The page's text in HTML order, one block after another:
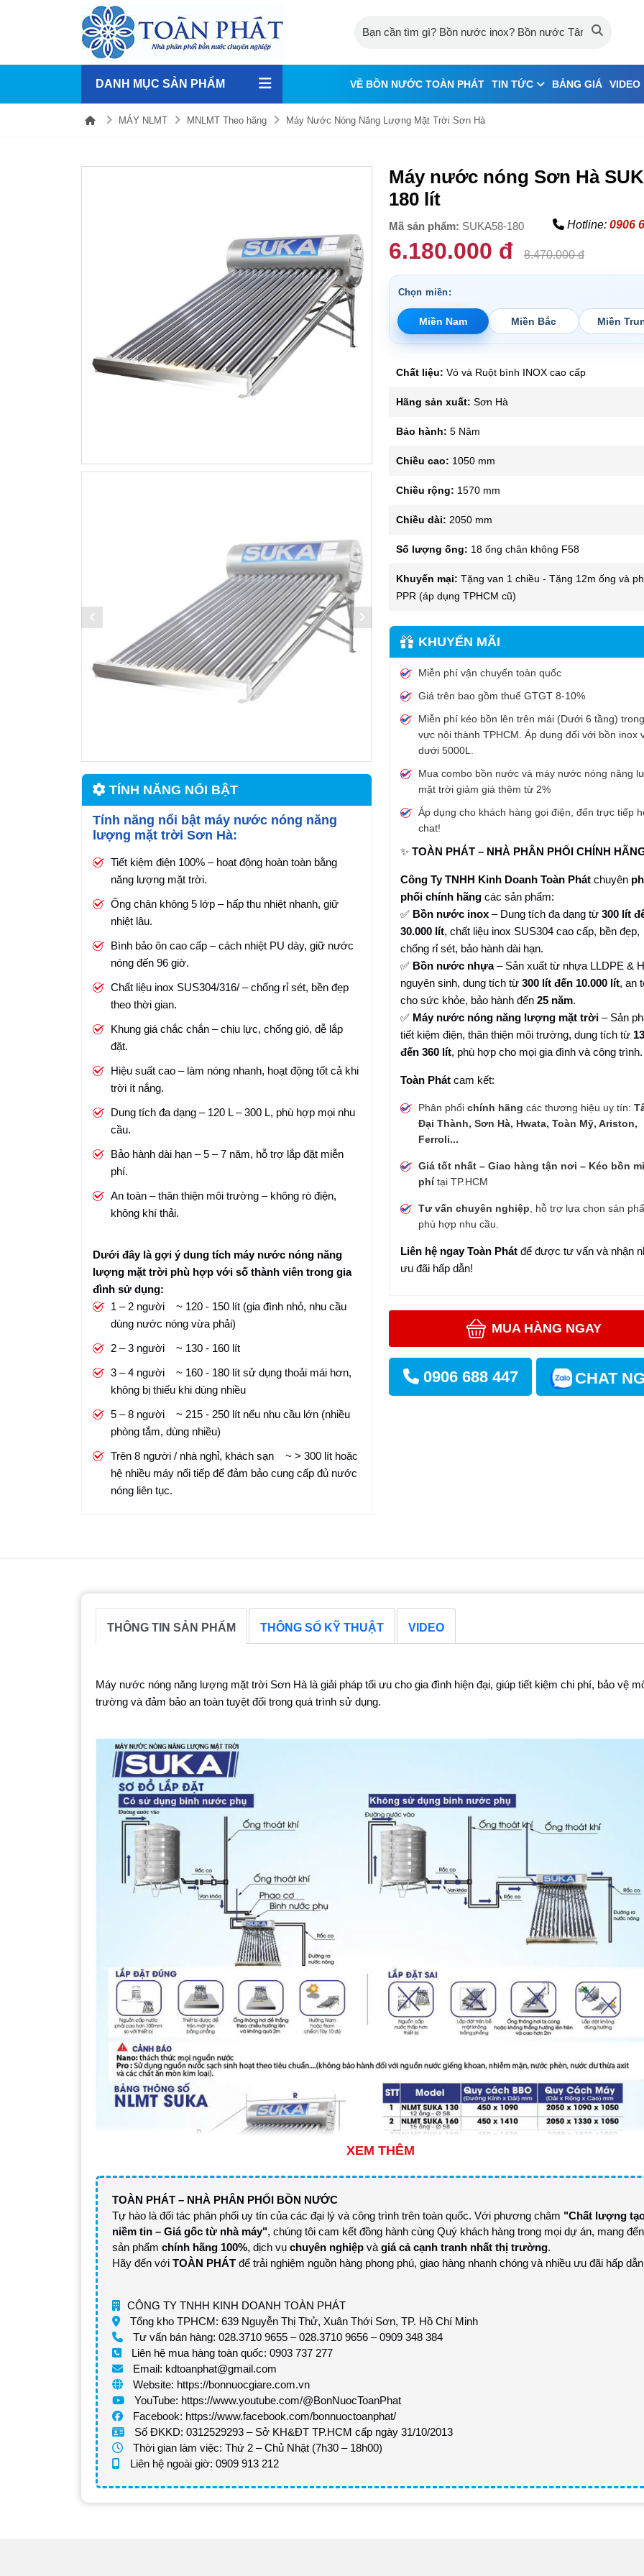
DANH MỤC SẢN PHẨM VỀ BỒN NƯỚC TOÀN PHÁT TIN TỨC BẢNG GIÁ VIDEO
MÁY NLMT MNLMT Theo hãng Máy Nước Nóng Năng Lượng Mặt Trời Sơn Hà
TÍNH NĂNG NỔI BẬT
Tính năng nổi bật máy nước nóng năng
lượng mặt trời Sơn Hà:
Tiết kiệm điện 100% – hoạt động hoàn toàn bằng
năng lượng mặt trời.
Ống chân không 5 lớp – hấp thu nhiệt nhanh, giữ
nhiệt lâu.
Bình bảo ôn cao cấp – cách nhiệt PU dày, giữ nước
nóng đến 96 giờ.
Chất liệu inox SUS304/316/ – chống rỉ sét, bền đẹp
theo thời gian.
Khung giá chắc chắn – chịu lực, chống gió, dễ lắp
đặt.
Hiệu suất cao – làm nóng nhanh, hoạt động tốt cả khi
trời ít nắng.
Dung tích đa dạng – 120 L – 300 L, phù hợp mọi nhu
cầu.
Bảo hành dài hạn – 5 – 7 năm, hỗ trợ lắp đặt miễn
phí.
An toàn – thân thiện môi trường – không rò điện,
không khí thải.
Dưới đây là gợi ý dung tích máy nước nóng năng
lượng mặt trời phù hợp với số thành viên trong gia
đình sử dụng:
1 – 2 người ~ 120 - 150 lít (gia đình nhỏ, nhu cầu
dùng nước nóng vừa phải)
2 – 3 người ~ 130 - 160 lít
3 – 4 người ~ 160 - 180 lít sử dụng thoải mái hơn,
không bị thiếu khi dùng nhiều
5 – 8 người ~ 215 - 250 lít nếu nhu cầu lớn (nhiều
phòng tắm, dùng nhiều)
Trên 8 người / nhà nghỉ, khách sạn ~ > 300 lít hoặc
hệ nhiều máy nối tiếp để đảm bảo cung cấp đủ nước
nóng liên tục.
Máy nước nóng Sơn Hà
180 lít
Mã sản phẩm: SUKA58-180 Hotline: 0906
6.180.000 đ 8.470.000 đ
Chọn miền:
Miền Nam Miền Bắc Miền
Chất liệu: Vỏ và Ruột bình INOX cao cấp
Hãng sản xuất: Sơn Hà
Bảo hành: 5 Năm
Chiều cao: 1050 mm
Chiều rộng: 1570 mm
Chiều dài: 2050 mm
Số lượng ống: 18 ống chân không F58
Khuyến mại: Tặng van 1 chiều - Tặng 12m ống và
PPR (áp dụng TPHCM cũ)
KHUYẾN MÃI
Miễn phí vận chuyển toàn quốc
Giá trên bao gồm thuế GTGT 8-10%
Miễn phí kéo bồn lên trên mái (Dưới 6 tầng)
vực nội thành TPHCM. Áp dụng đối với bồn inox
dưới 5000L.
Mua combo bồn nước và máy nước nóng năng
mặt trời giảm giá thêm từ 2%
Áp dụng cho khách hàng gọi điện, đến trực tiếp
chat!
✨ TOÀN PHÁT – NHÀ PHÂN PHỐI CHÍNH
Công Ty TNHH Kinh Doanh Toàn Phátchuyên
phối chính hãngcác sản phẩm:
✅ Bồn nước inox– Dung tích đa dạng từ 300 lít
30.000 lít, chất liệu inox SUS304 cao cấp, bền đẹp,
chống rỉ sét, bảo hành dài hạn.
✅ Bồn nước nhựa– Sản xuất từ nhựa LLDPE &
nguyên sinh, dung tích từ 300 lít đến 10.000 lít, an
cho sức khỏe, bảo hành đến 25 năm.
✅ Máy nước nóng năng lượng mặt trời– Sản
tiết kiệm điện, thân thiện môi trường, dung tích từ
đến 360 lít, phù hợp cho mọi gia đình và công trình.
Toàn Phátcam kết:
Phân phối chính hãng các thương hiệu uy tín:
Đại Thành, Sơn Hà, Hwata, Toàn Mỹ, Ariston,
Ferroli...
Giá tốt nhất – Giao hàng tận nơi – Kéo bồn
phítại TP.HCM
Tư vấn chuyên nghiệp , hỗ trợ lựa chọn sản
phù hợp nhu cầu.
Liên hệ ngay Toàn Phátđể được tư vấn và nhận
ưu đãi hấp dẫn!
MUA HÀNG NGAY
0906 688 447 CHAT
THÔNG TIN SẢN PHẨM THÔNG SỐ KỸ THUẬT VIDEO
Máy nước nóng năng lượng mặt trời Sơn Hà là giải pháp tối ưu cho gia đình hiện đại, giúp tiết kiệm chi phí, bảo vệ
trường và đảm bảo an toàn tuyệt đối trong quá trình sử dụng.
XEM THÊM
TOÀN PHÁT – NHÀ PHÂN PHỐI BỒN NƯỚC
Tự hào là đối tác phân phối uy tín của các đại lý và công trình trên toàn quốc. Với phương châm "Chất lượng
niềm tin – Giá gốc từ nhà máy", chúng tôi cam kết đồng hành cùng Quý khách hàng trong mọi dự án, mang đến
sản phẩmchính hãng 100%, dịch vụchuyên nghiệp vàgiá cả cạnh tranh nhất thị trường.
Hãy đến vớiTOÀN PHÁT để trải nghiệm nguồn hàng phong phú, giao hàng nhanh chóng và nhiều ưu đãi hấp
CÔNG TY TNHH KINH DOANH TOÀN PHÁT
Tổng kho TPHCM: 639 Nguyễn Thị Thử, Xuân Thới Sơn, TP. Hồ Chí Minh
Tư vấn bán hàng: 028.3710 9655 – 028.3710 9656 – 0909 348 384
Liên hệ mua hàng toàn quốc: 0903 737 277
Email: kdtoanphat@gmail.com
Website: https://bonnuocgiare.com.vn
YouTube: https://www.youtube.com/@BonNuocToanPhat
Facebook: https://www.facebook.com/bonnuoctoanphat/
Số ĐKKD: 0312529293 – Sở KH&ĐT TP.HCM cấp ngày 31/10/2013
Thời gian làm việc: Thứ 2 – Chủ Nhật (7h30 – 18h00)
Liên hệ ngoài giờ: 0909 913 212